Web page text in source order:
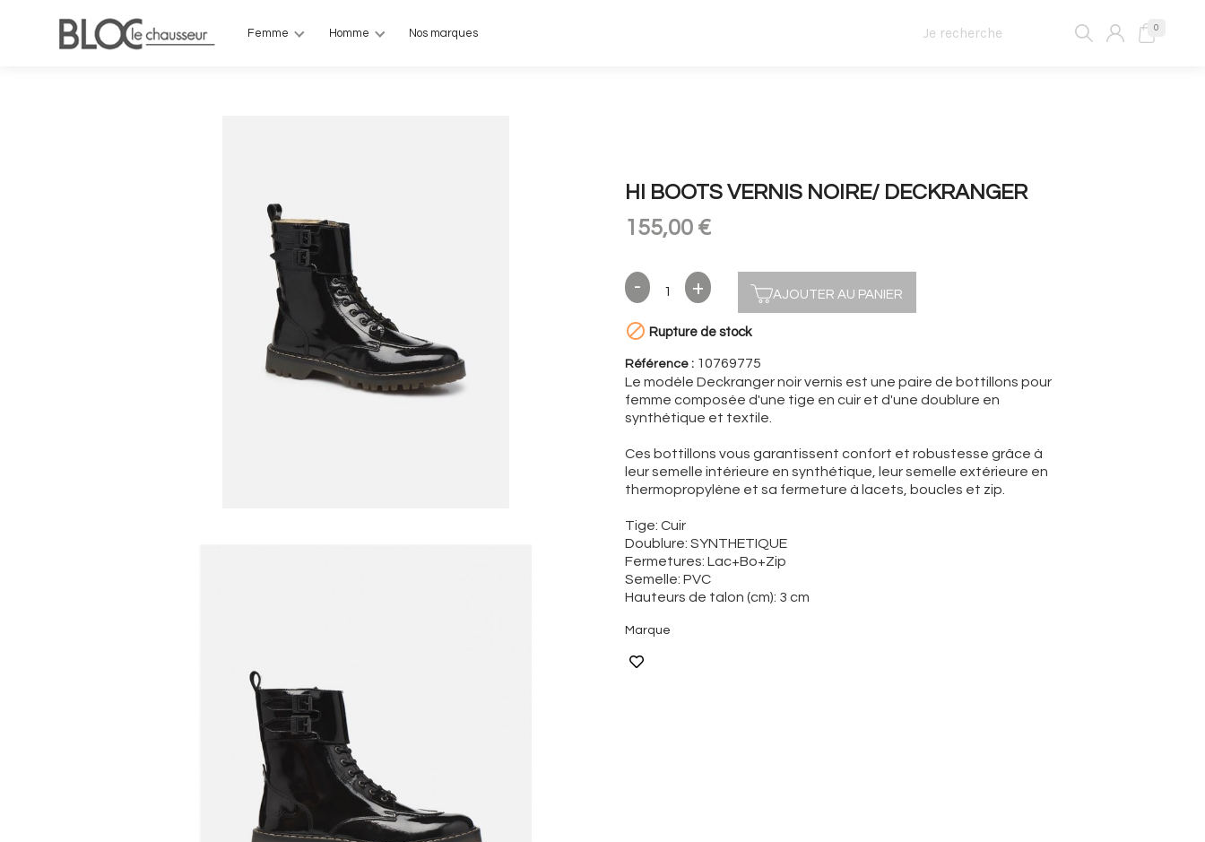
Femme Homme Nos marques 0
HI BOOTS VERNIS NOIRE/ DECKRANGER
155,00 €
AJOUTER AU PANIER
 Rupture de stock
Référence : 10769775
Le modèle Deckranger noir vernis est une paire de bottillons pour
femme composée d'une tige en cuir et d'une doublure en
synthétique et textile.
Ces bottillons vous garantissent confort et robustesse grâce à
leur semelle intérieure en synthétique, leur semelle extérieure en
thermopropylène et sa fermeture à lacets, boucles et zip.
Tige: Cuir
Doublure: SYNTHETIQUE
Fermetures: Lac+Bo+Zip
Semelle: PVC
Hauteurs de talon (cm): 3 cm
Marque